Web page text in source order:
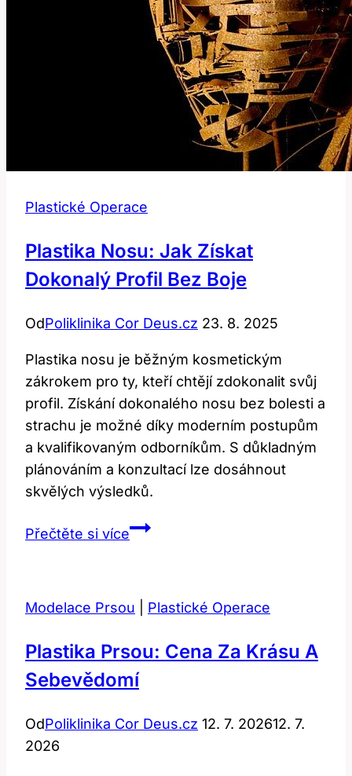
Plastické Operace
Plastika Nosu: Jak Získat
Dokonalý Profil Bez Boje
OdPoliklinika Cor Deus.cz 23. 8. 2025
Plastika nosu je běžným kosmetickým
zákrokem pro ty, kteří chtějí zdokonalit svůj
profil. Získání dokonalého nosu bez bolesti a
strachu je možné díky moderním postupům
a kvalifikovaným odborníkům. S důkladným
plánováním a konzultací lze dosáhnout
skvělých výsledků.
Přečtěte si vícePlastika
Dokonalý
Bez
Boje
Modelace Prsou Plastické Operace
Plastika Prsou: Cena Za Krásu A
Sebevědomí
OdPoliklinika Cor Deus.cz 12. 7. 202612. 7.
2026